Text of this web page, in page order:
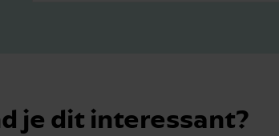
je dit interessant?